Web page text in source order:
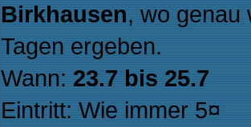
Birkhausen, wo genau
Tagen ergeben.
Wann: 23.7 bis 25.7
Eintritt: Wie immer 5¤